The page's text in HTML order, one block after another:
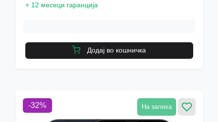
+ 12 месеци гаранција
Додај во кошничка
-32% На залиха